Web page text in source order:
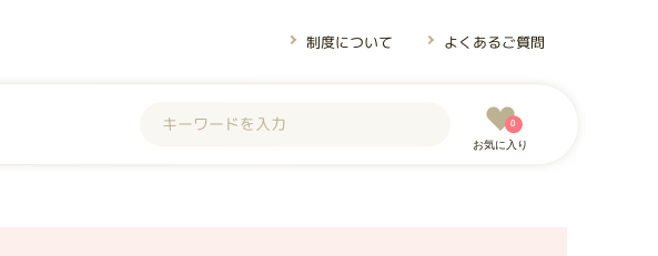
制度について よくあるご質問
お気に入り
0